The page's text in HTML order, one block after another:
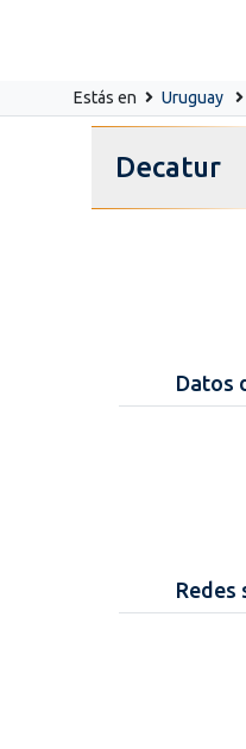
Estás en Uruguay
Decatur
Datos
Redes